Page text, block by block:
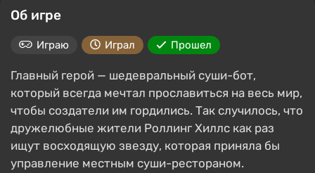
Об игре
Играю Играл Прошел
Главный герой — шедевральный суши-бот,
который всегда мечтал прославиться на весь мир,
чтобы создатели им гордились. Так случилось, что
дружелюбные жители Роллинг Хиллс как раз
ищут восходящую звезду, которая приняла бы
управление местным суши-рестораном.